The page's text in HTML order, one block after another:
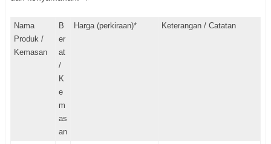
Nama
Produk /
Kemasan
B
er
at
/
K
e
m
as
an
Harga (perkiraan)* Keterangan / Catatan